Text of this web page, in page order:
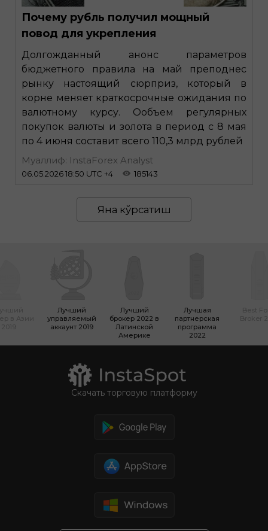
Почему рубль получил мощный
повод для укрепления
Долгожданный анонс параметров
бюджетного правила на май преподнес
рынку настоящий сюрприз, который в
корне меняет краткосрочные ожидания по
валютному курсу. Ообъем регулярных
покупок валюты и золота в период с 8 мая
по 4 июня составит всего 110,3 млрд рублей
Муаллиф: InstaForex Analyst
06.05.2026 18:50 UTC +4 185143
Яна кўрсатиш
Лучший
управляемый
аккаунт 2019
Лучший
брокер 2022 в
Латинской
Америке
Лучшая
партнерская
программа
2022
Скачать торговую платформу